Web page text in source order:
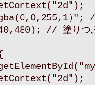
//
// 塗りつ